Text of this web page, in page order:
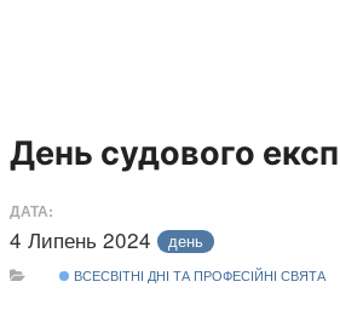
День судового
ДАТА:
4 Липень 2024 день
ВСЕСВІТНІ ДНІ ТА ПРОФЕСІЙНІ СВЯТА